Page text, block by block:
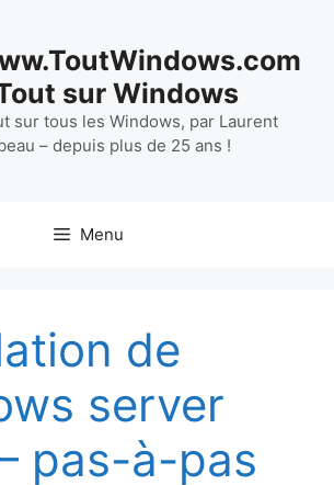
sur Windows
sur tous les Windows, par Laurent
– depuis plus de 25 ans !
Menu
de
server
pas-à-pas